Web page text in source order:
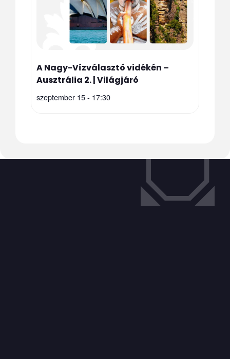
A Nagy-Vízválasztó vidékén –
Ausztrália 2. | Világjáró
szeptember 15 - 17:30